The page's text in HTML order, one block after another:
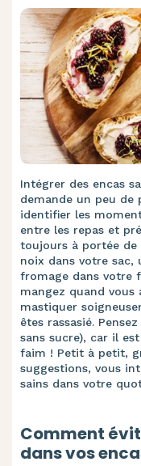
Intégrer des encas
demande un peu de
identifier les
entre les repas et
toujours à portée de
noix dans votre
fromage dans votre
mangez quand vous
mastiquer
êtes rassasié.
sans sucre), car il
faim ! Petit à petit,
suggestions, vous
sains dans votre
Comment
dans vos